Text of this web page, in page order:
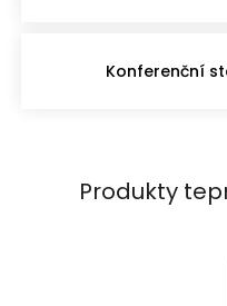
Konferenční
Produkty